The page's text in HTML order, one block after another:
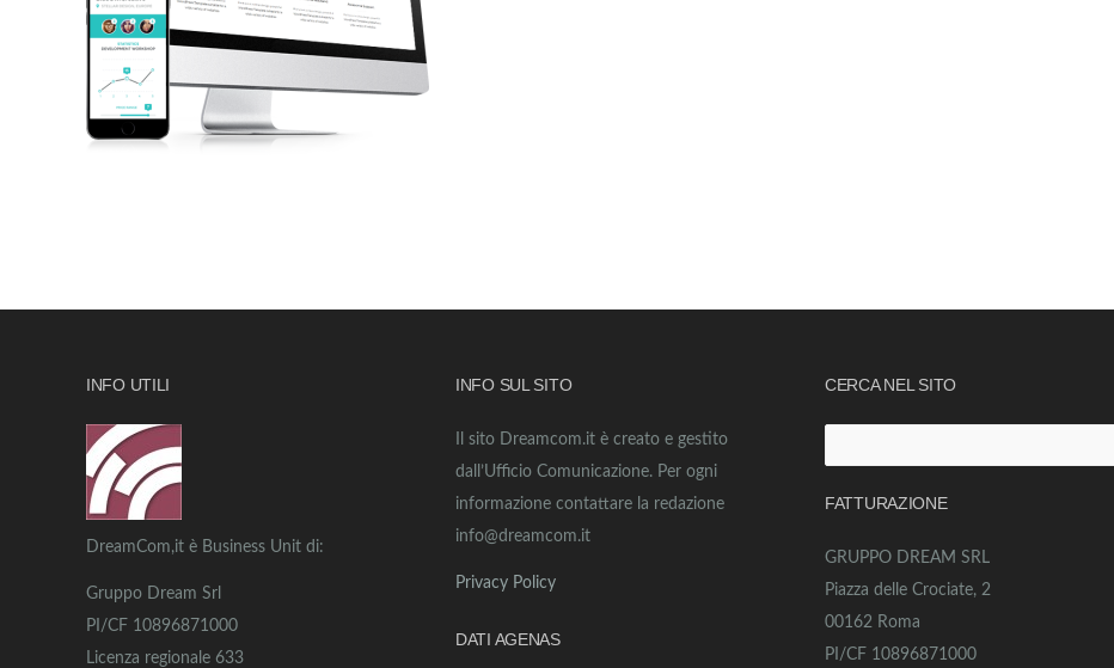
INFO UTILI
DreamCom,it è Business Unit di:
Gruppo Dream Srl
PI/CF 10896871000
Licenza regionale 633
INFO SUL SITO
Il sito Dreamcom.it è creato e gestito
dall’Ufficio Comunicazione. Per ogni
informazione contattare la redazione
info@dreamcom.it
Privacy Policy
DATI AGENAS
CERCA NEL SITO
per:
FATTURAZIONE
GRUPPO DREAM SRL
Piazza delle Crociate, 2
00162 Roma
PI/CF 10896871000